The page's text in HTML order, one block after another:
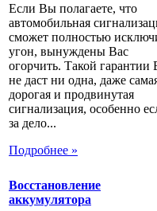
Если Вы полагаете, что
автомобильная
сможет полностью
угон, вынуждены Вас
огорчить. Такой гарантии
не даст ни одна, даже
дорогая и продвинутая
сигнализация, особенно
за дело...
Подробнее »
Восстановление
аккумулятора